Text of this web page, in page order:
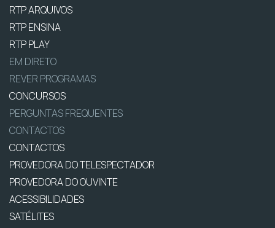
RTP ARQUIVOS
RTP ENSINA
RTP PLAY
EM DIRETO
REVER PROGRAMAS
CONCURSOS
PERGUNTAS FREQUENTES
CONTACTOS
CONTACTOS
PROVEDORA DO TELESPECTADOR
PROVEDORA DO OUVINTE
ACESSIBILIDADES
SATÉLITES